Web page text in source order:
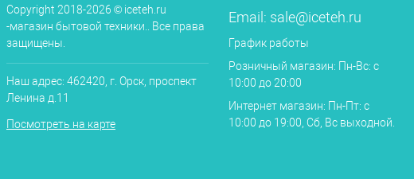
Copyright 2018-2026 © iceteh.ru
-магазин бытовой техники.. Все права
защищены.
Наш адрес: 462420, г. Орск, проспект
Ленина д.11
Посмотреть на карте
Email: sale@iceteh.ru
График работы
Розничный магазин: Пн-Вс: с
10:00 до 20:00
Интернет магазин: Пн-Пт: с
10:00 до 19:00, Сб, Вс выходной.